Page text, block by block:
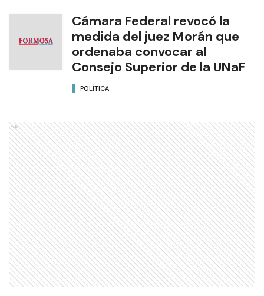
Cámara Federal revocó la
medida del juez Morán que
ordenaba convocar al
Consejo Superior de la UNaF
POLÍTICA
Ads